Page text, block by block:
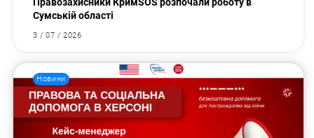
Сумській області
3 / 07 / 2026
Новини